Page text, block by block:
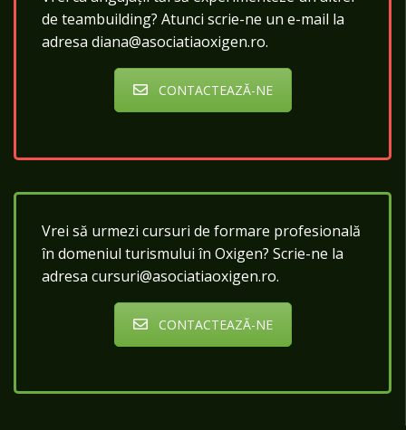
de teambuilding? Atunci scrie-ne un e-mail la
adresa diana@asociatiaoxigen.ro.
CONTACTEAZĂ-NE
Vrei să urmezi cursuri de formare profesională
în domeniul turismului în Oxigen? Scrie-ne la
adresa cursuri@asociatiaoxigen.ro.
CONTACTEAZĂ-NE